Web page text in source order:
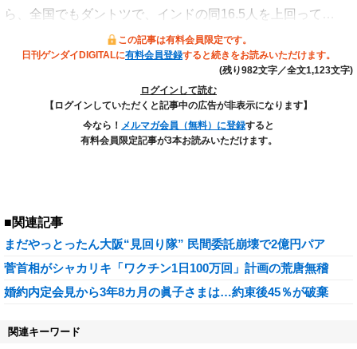
ら、全国でもダントツで、インドの同16.5人を上回って…
この記事は有料会員限定です。
日刊ゲンダイDIGITALに有料会員登録すると続きをお読みいただけます。
(残り982文字／全文1,123文字)
ログインして読む
【ログインしていただくと記事中の広告が非表示になります】
今なら！ メルマガ会員（無料）に登録すると
有料会員限定記事が3本お読みいただけます。
■関連記事
まだやっとったん大阪“見回り隊” 民間委託崩壊で2億円パア
菅首相がシャカリキ「ワクチン1日100万回」計画の荒唐無稽
婚約内定会見から3年8カ月の眞子さまは…約束後45％が破棄
関連キーワード